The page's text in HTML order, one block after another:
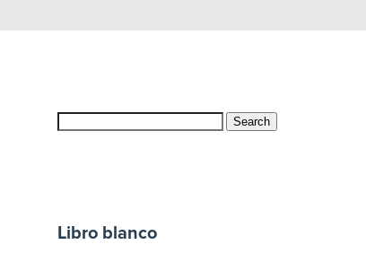
Search
Libro blanco